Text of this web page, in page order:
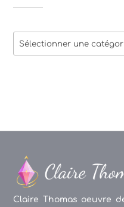
Thèmes
des
Claire Thomas oeuvre